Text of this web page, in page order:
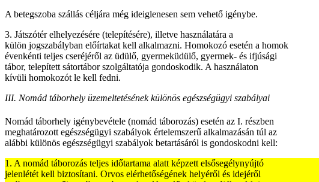
A betegszoba szállás céljára még ideiglenesen sem vehető igénybe.
3. Játszótér elhelyezésére (telepítésére), illetve használatára a
külön jogszabályban előírtakat kell alkalmazni. Homokozó esetén a homok
évenkénti teljes cseréjéről az üdülő, gyermeküdülő, gyermek- és ifjúsági
tábor, telepített sátortábor szolgáltatója gondoskodik. A használaton
kívüli homokozót le kell fedni.
III. Nomád táborhely üzemeltetésének különös egészségügyi szabályai
Nomád táborhely igénybevétele (nomád táborozás) esetén az I. részben
meghatározott egészségügyi szabályok értelemszerű alkalmazásán túl az
alábbi különös egészségügyi szabályok betartásáról is gondoskodni kell:
1. A nomád táborozás teljes időtartama alatt képzettelsősegélynyújtó
jelenlétét kell biztosítani. Orvos elérhetőségének helyéről és idejéről